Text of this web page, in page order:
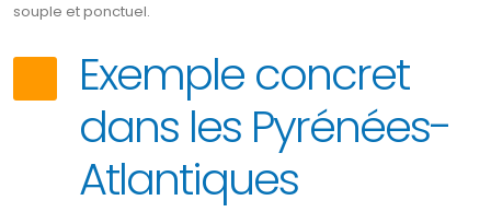
souple et ponctuel.
Exemple concret
dans les Pyrénées-
Atlantiques